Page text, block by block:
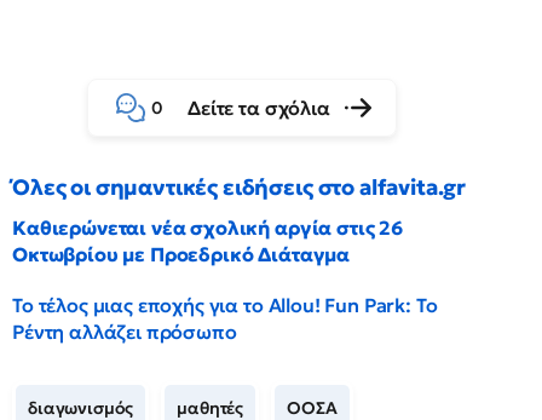
0 Δείτε τα σχόλια
Όλες οι σημαντικές ειδήσεις στο alfavita.gr
Καθιερώνεται νέα σχολική αργία στις 26
Οκτωβρίου με Προεδρικό Διάταγμα
Το τέλος μιας εποχής για το Allou! Fun Park: Το
Ρέντη αλλάζει πρόσωπο
διαγωνισμός μαθητές ΟΟΣΑ